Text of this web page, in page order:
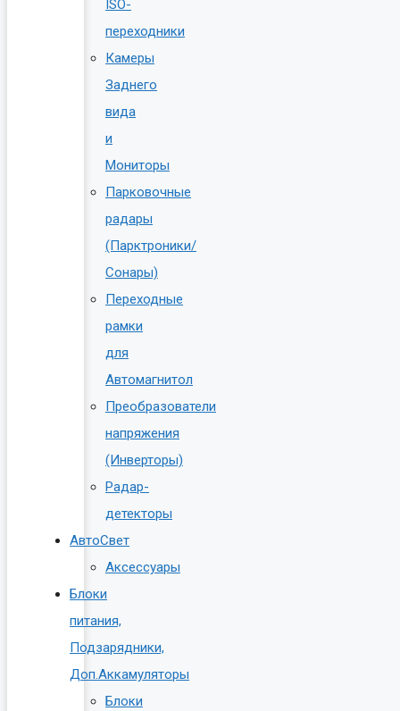
ISO-
переходники
Камеры
Заднего
вида
и
Мониторы
Парковочные
радары
(Парктроники/
Сонары)
Переходные
рамки
для
Автомагнитол
Преобразователи
напряжения
(Инверторы)
Радар-
детекторы
АвтоСвет
Аксессуары
Блоки
питания,
Подзарядники,
Доп.Аккамуляторы
Блоки